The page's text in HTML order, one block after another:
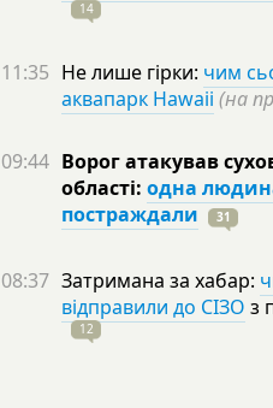
14
11:35 Не лише гірки: чим
аквапарк Hawaii (на
09:44 Ворог атакував
області: одна
постраждали
31
08:37 Затримана за хабар:
відправили до СІЗО з
12